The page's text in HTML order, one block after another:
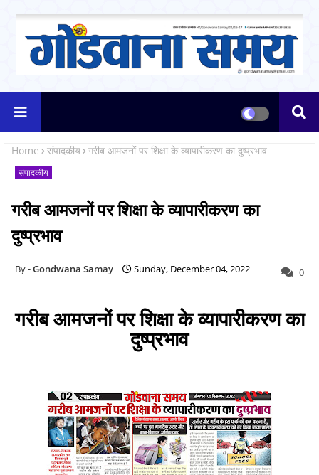
Home संपादकीय गरीब आमजनों पर शिक्षा के व्यापारीकरण का दुष्प्रभाव
संपादकीय
गरीब आमजनों पर शिक्षा के व्यापारीकरण का
दुष्प्रभाव
Gondwana Samay Sunday, December 04, 2022 0
गरीब आमजनों पर शिक्षा के व्यापारीकरण का
दुष्प्रभाव